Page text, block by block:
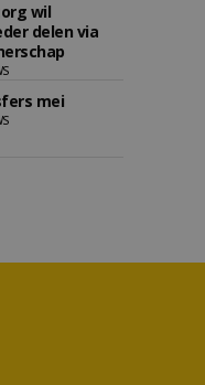
wil
delen via
mei